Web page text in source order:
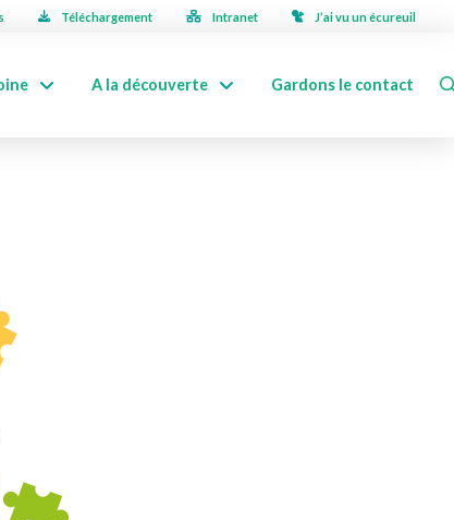
Téléchargement Intranet J’ai vu un écureuil
A la découverte Gardons le contact